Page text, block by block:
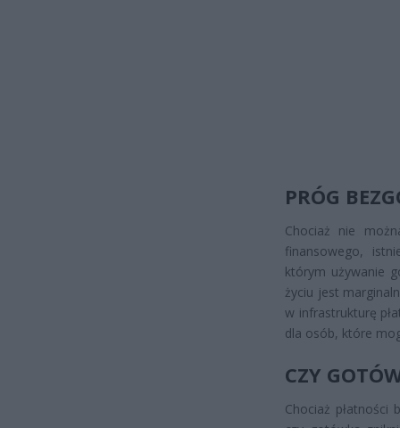
PRÓG
Chociaż nie
finansowego,
którym używanie
życiu jest
w infrastrukturę
dla osób, które
CZY
Chociaż płatności